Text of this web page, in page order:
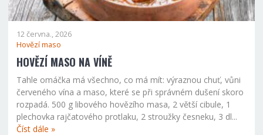
12 června., 2026
Hovězí maso
HOVĚZÍ MASO NA VÍNĚ
Tahle omáčka má všechno, co má mít: výraznou chuť, vůni
červeného vína a maso, které se při správném dušení skoro
rozpadá. 500 g libového hovězího masa, 2 větší cibule, 1
plechovka rajčatového protlaku, 2 stroužky česneku, 3 dl...
Číst dále »